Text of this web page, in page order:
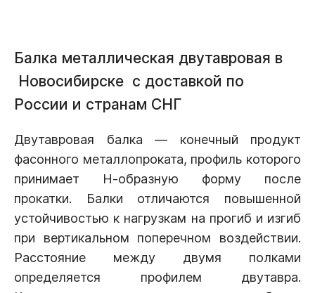
Балка металлическая двутавровая в
Новосибирске с доставкой по
России и странам СНГ
Двутавровая балка — конечный продукт
фасонного металлопроката, профиль которого
принимает Н-образную форму после
прокатки. Балки отличаются повышенной
устойчивостью к нагрузкам на прогиб и изгиб
при вертикальном поперечном воздействии.
Расстояние между двумя полками
определяется профилем двутавра.